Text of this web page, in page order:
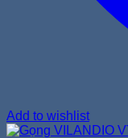
Add to wishlist